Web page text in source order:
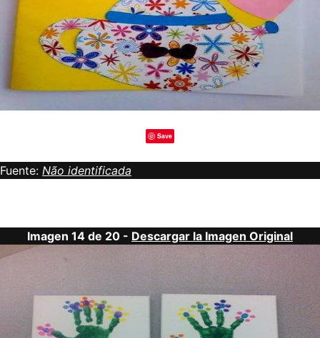
Save
Fuente: Não identificada
Imagen 14 de 20 - Descargar la Imagen Original